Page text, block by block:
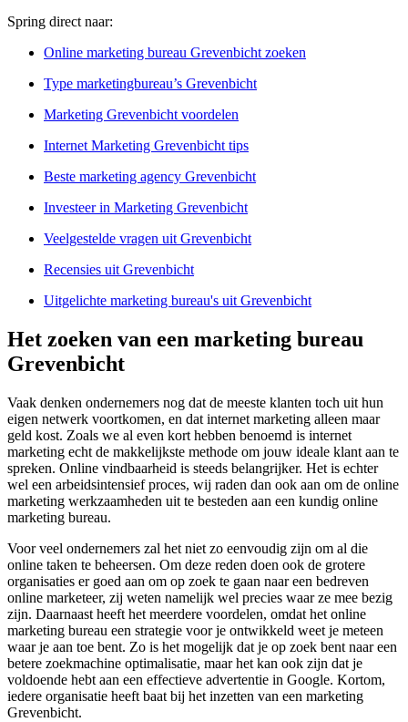
Spring direct naar:
Online marketing bureau Grevenbicht zoeken
Type marketingbureau’s Grevenbicht
Marketing Grevenbicht voordelen
Internet Marketing Grevenbicht tips
Beste marketing agency Grevenbicht
Investeer in Marketing Grevenbicht
Veelgestelde vragen uit Grevenbicht
Recensies uit Grevenbicht
Uitgelichte marketing bureau's uit Grevenbicht
Het zoeken van een marketing bureau
Grevenbicht
Vaak denken ondernemers nog dat de meeste klanten toch uit hun
eigen netwerk voortkomen, en dat internet marketing alleen maar
geld kost. Zoals we al even kort hebben benoemd is internet
marketing echt de makkelijkste methode om jouw ideale klant aan te
spreken. Online vindbaarheid is steeds belangrijker. Het is echter
wel een arbeidsintensief proces, wij raden dan ook aan om de online
marketing werkzaamheden uit te besteden aan een kundig online
marketing bureau.
Voor veel ondernemers zal het niet zo eenvoudig zijn om al die
online taken te beheersen. Om deze reden doen ook de grotere
organisaties er goed aan om op zoek te gaan naar een bedreven
online marketeer, zij weten namelijk wel precies waar ze mee bezig
zijn. Daarnaast heeft het meerdere voordelen, omdat het online
marketing bureau een strategie voor je ontwikkeld weet je meteen
waar je aan toe bent. Zo is het mogelijk dat je op zoek bent naar een
betere zoekmachine optimalisatie, maar het kan ook zijn dat je
voldoende hebt aan een effectieve advertentie in Google. Kortom,
iedere organisatie heeft baat bij het inzetten van een marketing
Grevenbicht.